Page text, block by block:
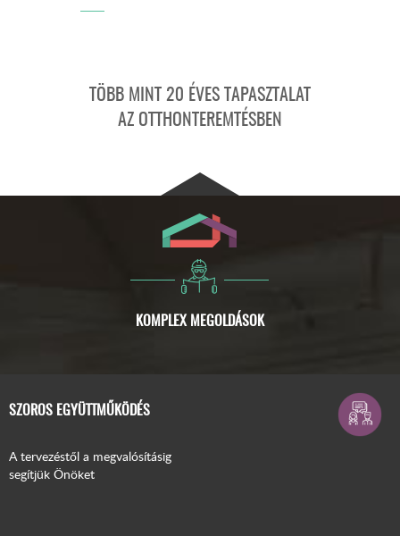
TÖBB MINT 20 ÉVES TAPASZTALAT
AZ OTTHONTEREMTÉSBEN
SZOROS EGYÜTTMŰKÖDÉS
A tervezéstől a megvalósításig
segítjük Önöket